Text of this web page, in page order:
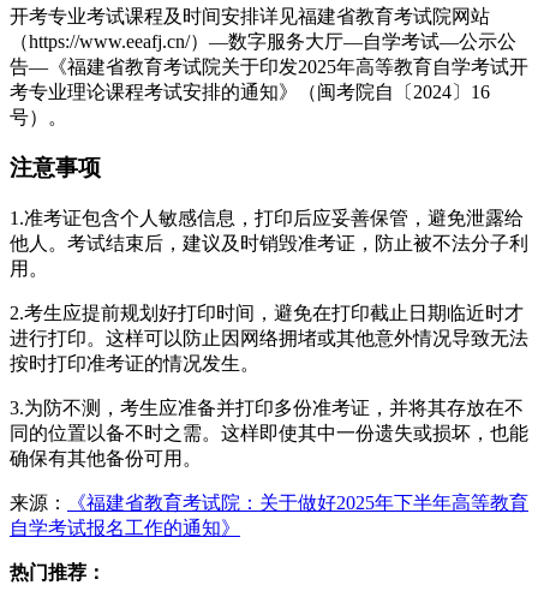
开考专业考试课程及时间安排详见福建省教育考试院网站
（https://www.eeafj.cn/）—数字服务大厅—自学考试—公示公
告—《福建省教育考试院关于印发2025年高等教育自学考试开
考专业理论课程考试安排的通知》（闽考院自〔2024〕16
号）。
注意事项
1.准考证包含个人敏感信息，打印后应妥善保管，避免泄露给
他人。考试结束后，建议及时销毁准考证，防止被不法分子利
用。
2.考生应提前规划好打印时间，避免在打印截止日期临近时才
进行打印。这样可以防止因网络拥堵或其他意外情况导致无法
按时打印准考证的情况发生。
3.为防不测，考生应准备并打印多份准考证，并将其存放在不
同的位置以备不时之需。这样即使其中一份遗失或损坏，也能
确保有其他备份可用。
来源：
《福建省教育考试院：关于做好2025年下半年高等教育
自学考试报名工作的通知》
热门推荐：